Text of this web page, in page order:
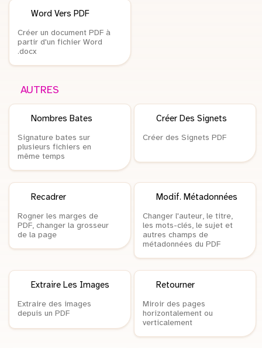
Word Vers PDF
Créer un document PDF à
partir d'un fichier Word
.docx
AUTRES
Nombres Bates
Signature bates sur
plusieurs fichiers en
même temps
Créer Des Signets
Créer des Signets PDF
Recadrer
Rogner les marges de
PDF, changer la grosseur
de la page
Modif. Métadonnées
Changer l'auteur, le titre,
les mots-clés, le sujet et
autres champs de
métadonnées du PDF
Extraire Les Images
Extraire des images
depuis un PDF
Retourner
Miroir des pages
horizontalement ou
verticalement